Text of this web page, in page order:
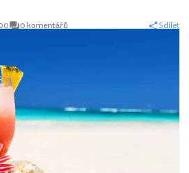
0 komentářů Sdílet